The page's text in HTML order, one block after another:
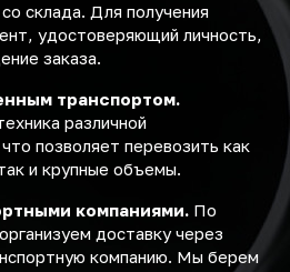
склада. Для получения
удостоверяющий личность,
заказа.
транспортом.
различной
позволяет перевозить как
и крупные объемы.
компаниями. По
доставку через
компанию. Мы берем